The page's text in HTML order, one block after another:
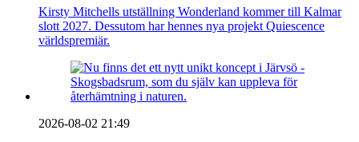
Kirsty Mitchells utställning Wonderland kommer till Kalmar
slott 2027. Dessutom har hennes nya projekt Quiescence
världspremiär.
2026-08-02 21:49